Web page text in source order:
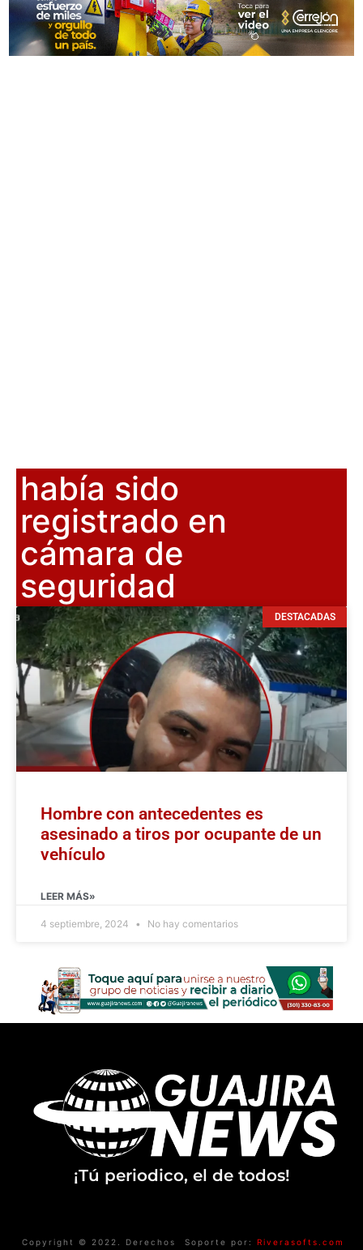
había sido
registrado en
cámara de
seguridad
DESTACADAS
Hombre con antecedentes es
asesinado a tiros por ocupante de un
vehículo
LEER MÁS»
4 septiembre, 2024 No hay comentarios
¡Tú periodico, el de todos!
Copyright © 2022. Derechos
Soporte por: Riverasofts.com